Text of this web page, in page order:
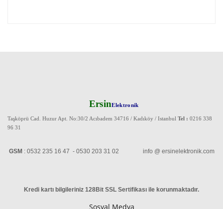
ErsinElektronik
Taşköprü Cad. Huzur Apt. No:30/2 Acıbadem 34716 / Kadıköy / Istanbul Tel : 0216 338
96 31
GSM : 0532 235 16 47 - 0530 203 31 02 info @ ersinelektronik.com
Kredi kartı bilgileriniz 128Bit SSL Sertifikası ile korunmaktadır.
Sosyal Medya